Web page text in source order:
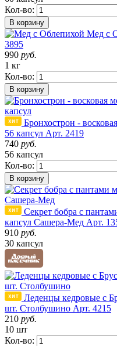
Кол-во:
В корзину
Мед с
3895
990 руб.
1 кг
Кол-во:
В корзину
Бронхострон -
56 капсул Арт. 2419
740 руб.
56 капсул
Кол-во:
В корзину
Секрет бобра с
капсул Сашера-Мед Арт.
910 руб.
30 капсул
Леденцы кедровые с
шт. Столбушино Арт. 4215
210 руб.
10 шт
Кол-во: